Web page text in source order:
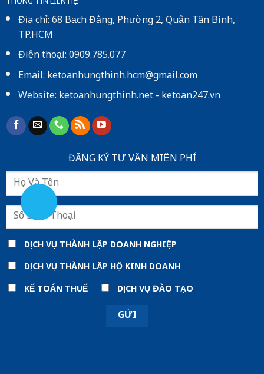
Địa chỉ: 68 Bạch Đằng, Phường 2, Quận Tân Bình,
TP.HCM
Điện thoại: 0909.785.077
Email: ketoanhungthinh.hcm@gmail.com
Website:ketoanhungthinh.net-ketoan247.vn
ĐĂNG KÝ TƯ VẤN MIẾN PHÍ
DỊCH VỤ THÀNH LẬP DOANH NGHIỆP
DỊCH VỤ THÀNH LẬP HỘ KINH DOANH
KẾ TOÁN THUẾ
DỊCH VỤ ĐÀO TẠO